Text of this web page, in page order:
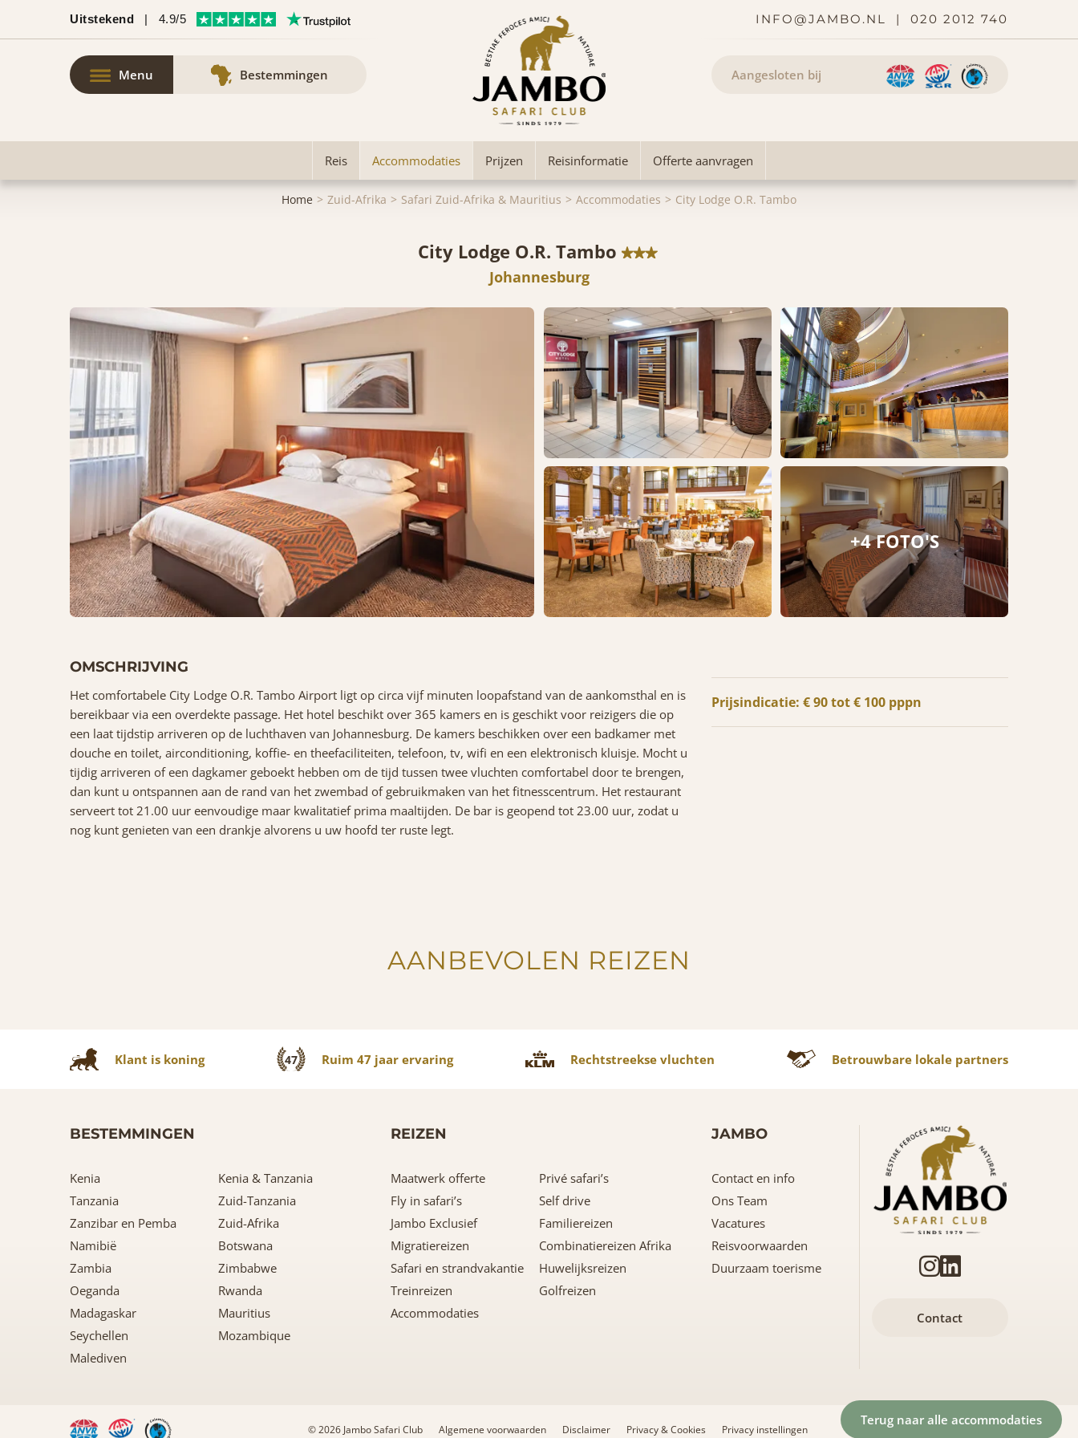
Uitstekend | 4.9/5 INFO@JAMBO.NL | 020 2012 740
Menu Bestemmingen Aangesloten bij
Reis Accommodaties Prijzen Reisinformatie Offerte aanvragen
Home Zuid-Afrika Safari Zuid-Afrika & Mauritius Accommodaties City Lodge O.R. Tambo
City Lodge O.R. Tambo
Johannesburg
+4 FOTO'S
OMSCHRIJVING
Het comfortabele City Lodge O.R. Tambo Airport ligt op circa vijf minuten loopafstand van de aankomsthal en is
bereikbaar via een overdekte passage. Het hotel beschikt over 365 kamers en is geschikt voor reizigers die op
een laat tijdstip arriveren op de luchthaven van Johannesburg. De kamers beschikken over een badkamer met
douche en toilet, airconditioning, koffie- en theefaciliteiten, telefoon, tv, wifi en een elektronisch kluisje. Mocht u
tijdig arriveren of een dagkamer geboekt hebben om de tijd tussen twee vluchten comfortabel door te brengen,
dan kunt u ontspannen aan de rand van het zwembad of gebruikmaken van het fitnesscentrum. Het restaurant
serveert tot 21.00 uur eenvoudige maar kwalitatief prima maaltijden. De bar is geopend tot 23.00 uur, zodat u
nog kunt genieten van een drankje alvorens u uw hoofd ter ruste legt.
Prijsindicatie: € 90 tot € 100 pppn
AANBEVOLEN REIZEN
Terug naar alle accommodaties
Klant is koning 47 Ruim 47 jaar ervaring Rechtstreekse vluchten Betrouwbare lokale partners
BESTEMMINGEN
Kenia
Kenia & Tanzania
Tanzania
Zuid-Tanzania
Zanzibar en Pemba
Zuid-Afrika
Namibië
Botswana
Zambia
Zimbabwe
Oeganda
Rwanda
Madagaskar
Mauritius
Seychellen
Mozambique
Malediven
REIZEN
Maatwerk offerte
Privé safari’s
Fly in safari’s
Self drive
Jambo Exclusief
Familiereizen
Migratiereizen
Combinatiereizen Afrika
Safari en strandvakantie
Huwelijksreizen
Treinreizen
Golfreizen
Accommodaties
JAMBO
Contact en info
Ons Team
Vacatures
Reisvoorwaarden
Duurzaam toerisme
Contact
© 2026 Jambo Safari Club Algemene voorwaarden Disclaimer Privacy & Cookies Privacy instellingen